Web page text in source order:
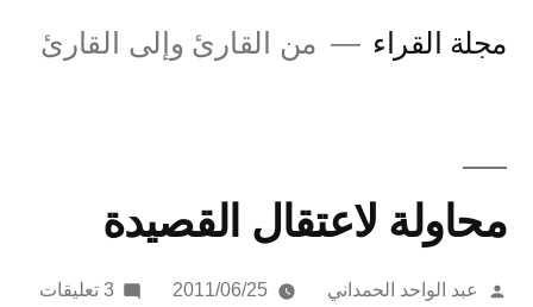
مجلة القراء من القارئ وإلى القارئ
محاولة لاعتقال القصيدة
تمّ
عبد الواحد الحمداني 2011/06/25 3 تعليقات